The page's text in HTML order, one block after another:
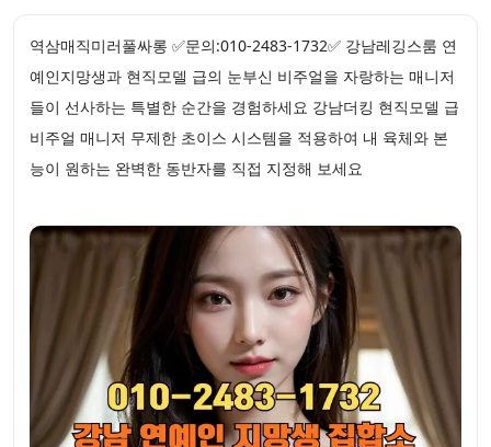
역삼매직미러풀싸롱 ✅문의:010-2483-1732✅ 강남레깅스룸 연
예인지망생과 현직모델 급의 눈부신 비주얼을 자랑하는 매니저
들이 선사하는 특별한 순간을 경험하세요 강남더킹 현직모델 급
비주얼 매니저 무제한 초이스 시스템을 적용하여 내 육체와 본
능이 원하는 완벽한 동반자를 직접 지정해 보세요